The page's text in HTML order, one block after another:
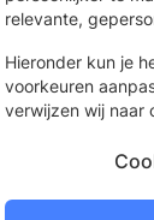
relevante,
Hieronder kun je
voorkeuren
verwijzen wij naar